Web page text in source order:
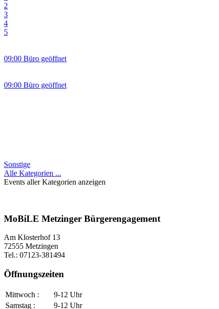
2
3
4
5
09:00 Büro geöffnet
09:00 Büro geöffnet
Sonstige
Alle Kategorien ...
Events aller Kategorien anzeigen
MoBiLE Metzinger Bürgerengagement
Am Klosterhof 13
72555 Metzingen
Tel.: 07123-381494
Öffnungszeiten
Mittwoch :
9-12 Uhr
Samstag :
9-12 Uhr